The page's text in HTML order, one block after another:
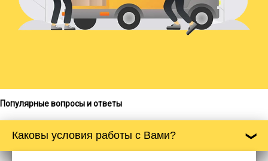
Популярные вопросы и ответы
Каковы условия работы с Вами?